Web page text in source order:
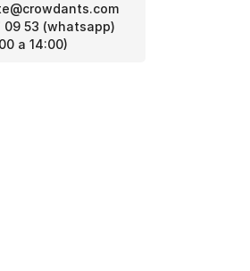
09 53 (whatsapp)
a 14:00)